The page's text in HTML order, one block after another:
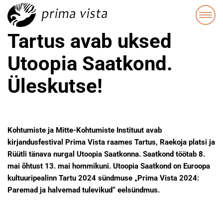
Tartus avab uksed
Utoopia Saatkond.
Üleskutse!
Kohtumiste ja Mitte-Kohtumiste Instituut avab
kirjandusfestival Prima Vista raames Tartus, Raekoja platsi ja
Rüütli tänava nurgal Utoopia Saatkonna. Saatkond töötab 8.
mai õhtust 13. mai hommikuni. Utoopia Saatkond on Euroopa
kultuuripealinn Tartu 2024 sündmuse „Prima Vista 2024:
Paremad ja halvemad tulevikud“ eelsündmus.